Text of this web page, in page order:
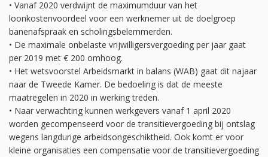
• Vanaf 2020 verdwijnt de maximumduur van het
loonkostenvoordeel voor een werknemer uit de doelgroep
banenafspraak en scholingsbelemmerden.
• De maximale onbelaste vrijwilligersvergoeding per jaar gaat
per 2019 met € 200 omhoog.
• Het wetsvoorstel Arbeidsmarkt in balans (WAB) gaat dit najaar
naar de Tweede Kamer. De bedoeling is dat de meeste
maatregelen in 2020 in werking treden.
• Naar verwachting kunnen werkgevers vanaf 1 april 2020
worden gecompenseerd voor de transitievergoeding bij ontslag
wegens langdurige arbeidsongeschiktheid. Ook komt er voor
kleine organisaties een compensatie voor de transitievergoeding